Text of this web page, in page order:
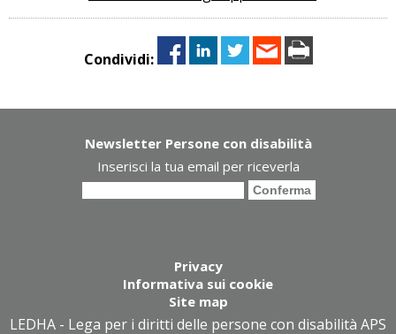
Condividi:
Newsletter Persone con disabilità
Inserisci la tua email per riceverla
Privacy
Informativa sui cookie
Site map
LEDHA - Lega per i diritti delle persone con disabilità APS